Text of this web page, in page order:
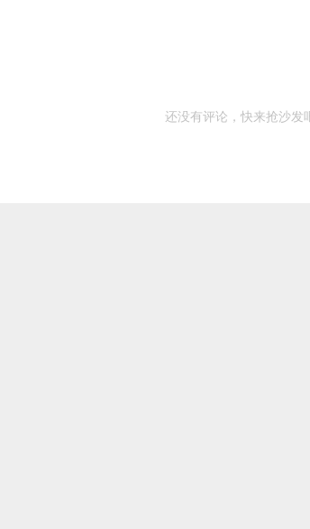
还没有评论，快来抢沙发